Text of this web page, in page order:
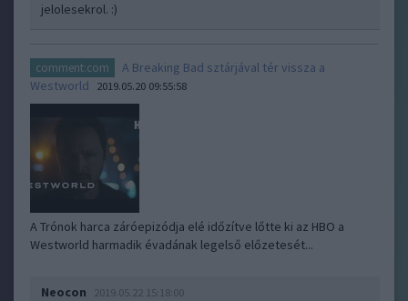
jelolesekrol. :)
comment:com
A Breaking Bad sztárjával tér vissza a
Westworld
2019.05.20 09:55:58
A Trónok harca záróepizódja elé időzítve lőtte ki az HBO a
Westworld harmadik évadának legelső előzetesét...
Neocon 2019.05.22 15:18:00